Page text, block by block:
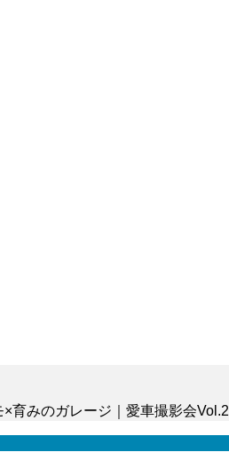
×育みのガレージ｜愛車撮影会Vol.2